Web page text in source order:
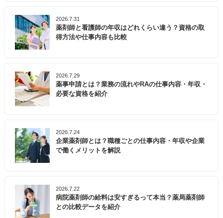
2026.7.31
薬剤師と看護師の年収はどれくらい違う？資格の取
得方法や仕事内容も比較
2026.7.29
薬事申請とは？業務の流れやRAの仕事内容・年収・
必要な資格を紹介
2026.7.24
企業薬剤師とは？職種ごとの仕事内容・年収や企業
で働くメリットを解説
2026.7.22
病院薬剤師の給料は安すぎるって本当？薬局薬剤師
との比較データを紹介